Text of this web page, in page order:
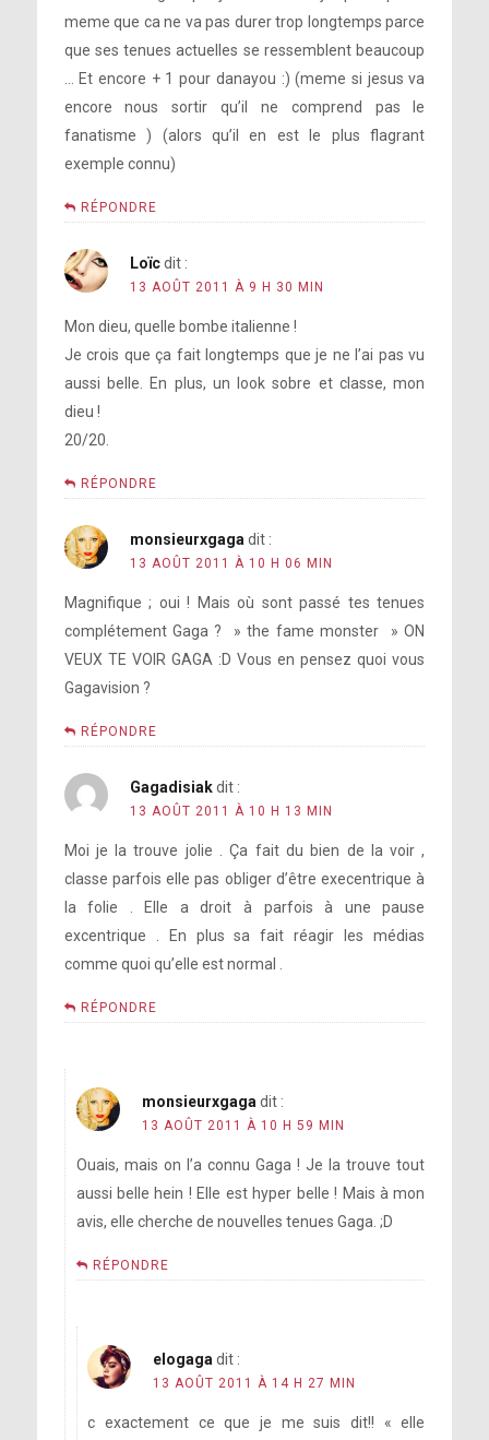
meme que ca ne va pas durer trop longtemps parce
que ses tenues actuelles se ressemblent beaucoup
… Et encore + 1 pour danayou :) (meme si jesus va
encore nous sortir qu’il ne comprend pas le
fanatisme ) (alors qu’il en est le plus flagrant
exemple connu)
RÉPONDRE
Loïc dit :
13 AOÛT 2011 À 9 H 30 MIN
Mon dieu, quelle bombe italienne !
Je crois que ça fait longtemps que je ne l’ai pas vu
aussi belle. En plus, un look sobre et classe, mon
dieu !
20/20.
RÉPONDRE
monsieurxgaga dit :
13 AOÛT 2011 À 10 H 06 MIN
Magnifique ; oui ! Mais où sont passé tes tenues
complétement Gaga ? » the fame monster » ON
VEUX TE VOIR GAGA :D Vous en pensez quoi vous
Gagavision ?
RÉPONDRE
Gagadisiak dit :
13 AOÛT 2011 À 10 H 13 MIN
Moi je la trouve jolie . Ça fait du bien de la voir ,
classe parfois elle pas obliger d’être execentrique à
la folie . Elle a droit à parfois à une pause
excentrique . En plus sa fait réagir les médias
comme quoi qu’elle est normal .
RÉPONDRE
monsieurxgaga dit :
13 AOÛT 2011 À 10 H 59 MIN
Ouais, mais on l’a connu Gaga ! Je la trouve tout
aussi belle hein ! Elle est hyper belle ! Mais à mon
avis, elle cherche de nouvelles tenues Gaga. ;D
RÉPONDRE
elogaga dit :
13 AOÛT 2011 À 14 H 27 MIN
c exactement ce que je me suis dit!! « elle